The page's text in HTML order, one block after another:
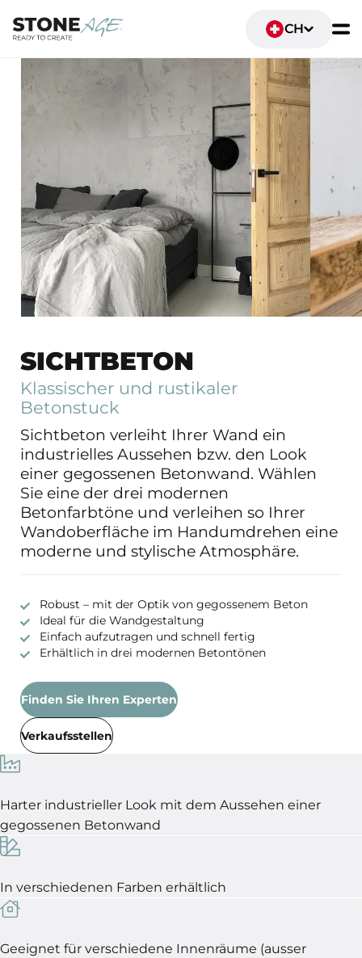
CH
SICHTBETON
Klassischer und rustikaler
Betonstuck
Sichtbeton verleiht Ihrer Wand ein
industrielles Aussehen bzw. den Look
einer gegossenen Betonwand. Wählen
Sie eine der drei modernen
Betonfarbtöne und verleihen so Ihrer
Wandoberfläche im Handumdrehen eine
moderne und stylische Atmosphäre.
Robust – mit der Optik von gegossenem Beton
Ideal für die Wandgestaltung
Einfach aufzutragen und schnell fertig
Erhältlich in drei modernen Betontönen
Finden Sie Ihren Experten
Verkaufsstellen
Harter industrieller Look mit dem Aussehen einer
gegossenen Betonwand
In verschiedenen Farben erhältlich
Geeignet für verschiedene Innenräume (ausser